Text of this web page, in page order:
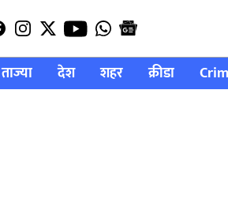
ताज्या देश शहर क्रीडा